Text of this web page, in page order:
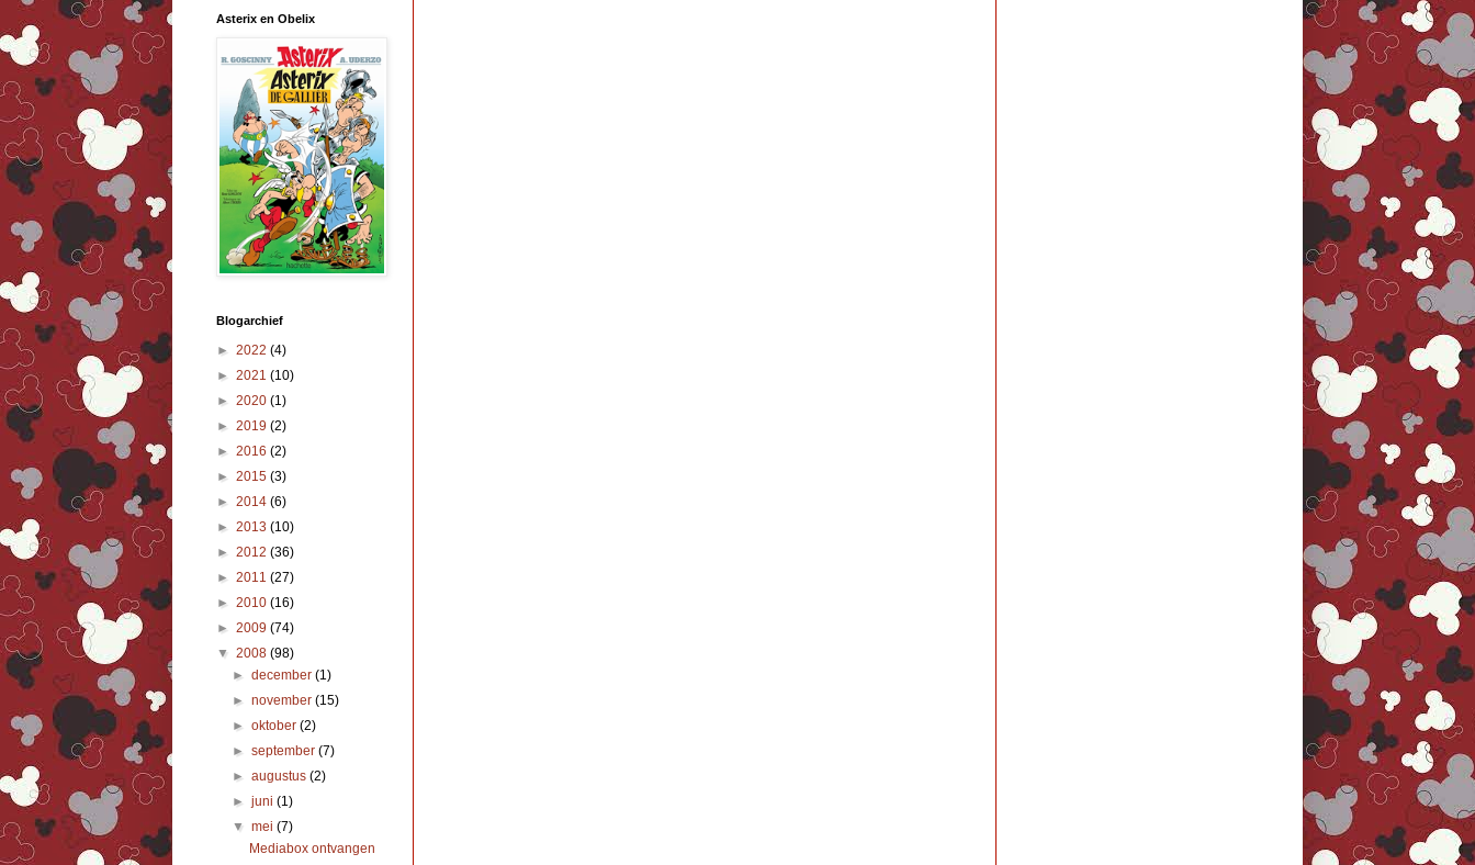
Asterix en Obelix
Blogarchief
► 2022 (4)
► 2021 (10)
► 2020 (1)
► 2019 (2)
► 2016 (2)
► 2015 (3)
► 2014 (6)
► 2013 (10)
► 2012 (36)
► 2011 (27)
► 2010 (16)
► 2009 (74)
▼ 2008 (98)
►december(1)
►november(15)
►oktober(2)
►september(7)
►augustus(2)
►juni(1)
▼mei(7)
Mediabox ontvangen